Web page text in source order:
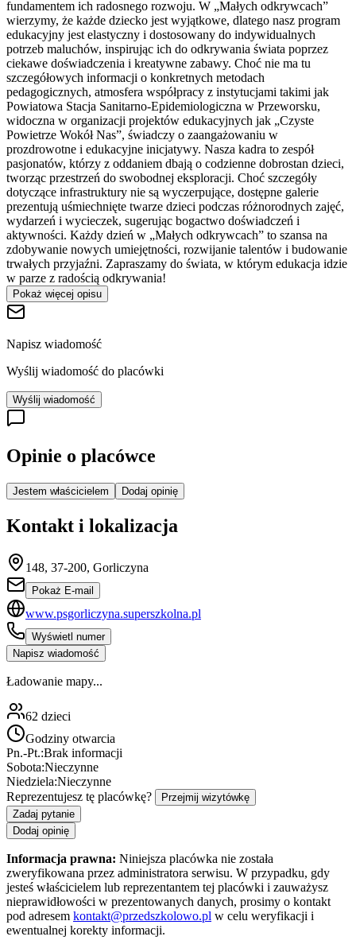
fundamentem ich radosnego rozwoju. W „Małych odkrywcach”
wierzymy, że każde dziecko jest wyjątkowe, dlatego nasz program
edukacyjny jest elastyczny i dostosowany do indywidualnych
potrzeb maluchów, inspirując ich do odkrywania świata poprzez
ciekawe doświadczenia i kreatywne zabawy. Choć nie ma tu
szczegółowych informacji o konkretnych metodach
pedagogicznych, atmosfera współpracy z instytucjami takimi jak
Powiatowa Stacja Sanitarno-Epidemiologiczna w Przeworsku,
widoczna w organizacji projektów edukacyjnych jak „Czyste
Powietrze Wokół Nas”, świadczy o zaangażowaniu w
prozdrowotne i edukacyjne inicjatywy. Nasza kadra to zespół
pasjonatów, którzy z oddaniem dbają o codzienne dobrostan dzieci,
tworząc przestrzeń do swobodnej eksploracji. Choć szczegóły
dotyczące infrastruktury nie są wyczerpujące, dostępne galerie
prezentują uśmiechnięte twarze dzieci podczas różnorodnych zajęć,
wydarzeń i wycieczek, sugerując bogactwo doświadczeń i
aktywności. Każdy dzień w „Małych odkrywcach” to szansa na
zdobywanie nowych umiejętności, rozwijanie talentów i budowanie
trwałych przyjaźni. Zapraszamy do świata, w którym edukacja idzie
w parze z radością odkrywania!
Pokaż więcej opisu
Napisz wiadomość
Wyślij wiadomość do placówki
Wyślij wiadomość
Opinie o placówce
Jestem właścicielem Dodaj opinię
Kontakt i lokalizacja
148, 37-200, Gorliczyna
Pokaż E-mail
www.psgorliczyna.superszkolna.pl
Wyświetl numer
Napisz wiadomość
Ładowanie mapy...
62 dzieci
Godziny otwarcia
Pn.-Pt.:Brak informacji
Sobota:Nieczynne
Niedziela:Nieczynne
Reprezentujesz tę placówkę?
Przejmij wizytówkę
Zadaj pytanie
Dodaj opinię
Informacja prawna: Niniejsza placówka nie została
zweryfikowana przez administratora serwisu. W przypadku, gdy
jesteś właścicielem lub reprezentantem tej placówki i zauważysz
nieprawidłowości w prezentowanych danych, prosimy o kontakt
pod adresem kontakt@przedszkolowo.pl w celu weryfikacji i
ewentualnej korekty informacji.